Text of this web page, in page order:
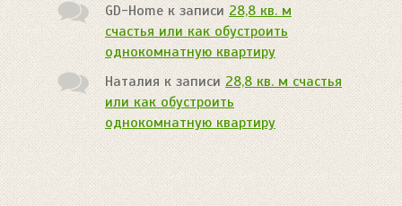
GD-Homeк записи 28,8 кв. м
счастья или как обустроить
однокомнатную квартиру
Наталия к записи 28,8 кв. м счастья
или как обустроить
однокомнатную квартиру